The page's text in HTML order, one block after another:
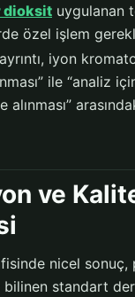
dioksit uygulanan
özel işlem
iyon
ile “analiz
alınması”
ve
nicel sonuç,
standart